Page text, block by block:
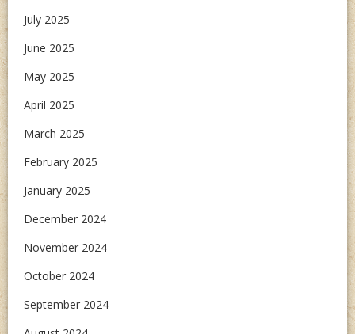
July 2025
June 2025
May 2025
April 2025
March 2025
February 2025
January 2025
December 2024
November 2024
October 2024
September 2024